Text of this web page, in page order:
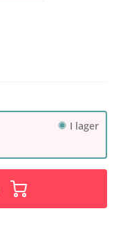
I lager